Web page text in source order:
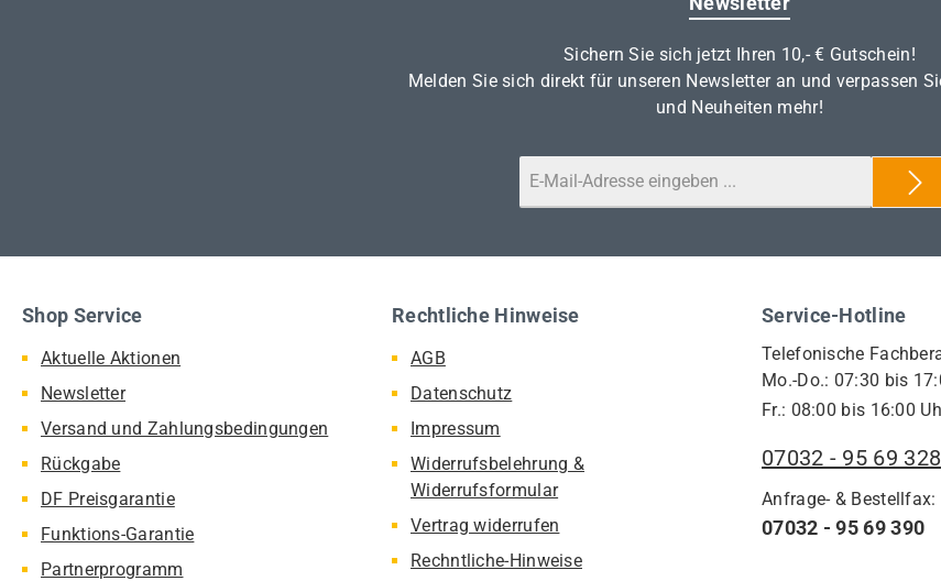
Sichern Sie sich jetzt Ihren 10,- € Gutschein!
Melden Sie sich direkt für unseren Newsletter an und verpassen
und Neuheiten mehr!
Service-Hotline
Telefonische
Mo.-Do.: 07:30 bis
Fr.: 08:00 bis 16:00
07032 - 95 69 328
Anfrage- & Bestellfax:
07032 - 95 69 390
Shop Service
Aktuelle Aktionen
Newsletter
Versand und Zahlungsbedingungen
Rückgabe
DF Preisgarantie
Funktions-Garantie
Partnerprogramm
Rechtliche Hinweise
AGB
Datenschutz
Impressum
Widerrufsbelehrung &
Widerrufsformular
Vertrag widerrufen
Rechntliche-Hinweise